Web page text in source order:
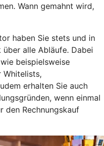
Wann gemahnt wird,
haben Sie stets und in
alle Abläufe. Dabei
beispielsweise
Whitelists,
erhalten Sie auch
wenn einmal
den Rechnungskauf